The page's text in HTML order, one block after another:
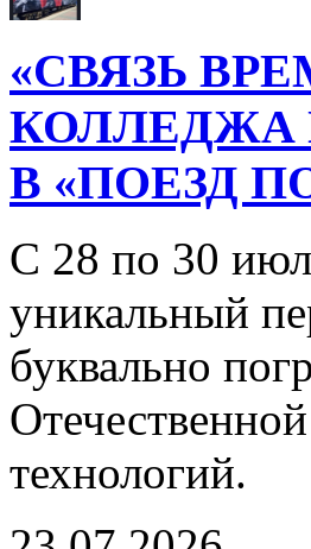
«СВЯЗЬ
В «ПОЕЗД
С 28 по 30
уникальный
буквально
технологий.